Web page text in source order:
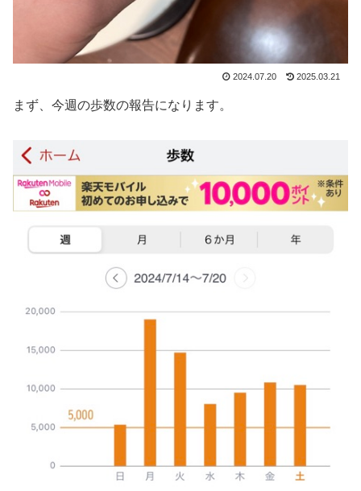
2024.07.20 2025.03.21
まず、今週の歩数の報告になります。